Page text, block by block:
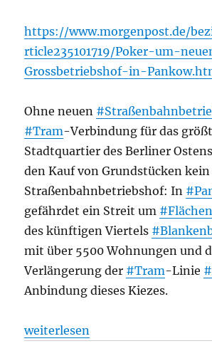
https://www.morgenpost.de/
rticle235101719/Poker-um-
Grossbetriebshof-in-
Ohne neuen
#Tram-Verbindung für das
Stadtquartier des Berliner
den Kauf von Grundstücken
Straßenbahnbetriebshof: In
gefährdet ein Streit um #Flächen
des künftigen Viertels
mit über 5500 Wohnungen und
Verlängerung der #Tram-Linie
Anbindung dieses Kiezes.
„Straßenbahn: Poker um neuen
weiterlesen